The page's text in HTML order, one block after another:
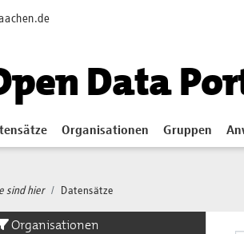
Data
Organisationen Gruppen
sind hier Datensätze
Organisationen